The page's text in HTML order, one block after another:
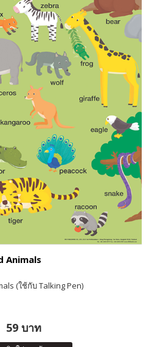
Animals
(ใช้กับ Talking Pen)
59 บาท